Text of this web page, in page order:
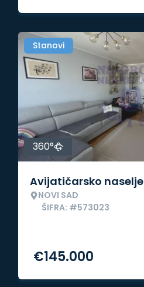
Stanovi
360°
Avijatičarsko naselje
NOVI SAD
ŠIFRA: #573023
€145.000